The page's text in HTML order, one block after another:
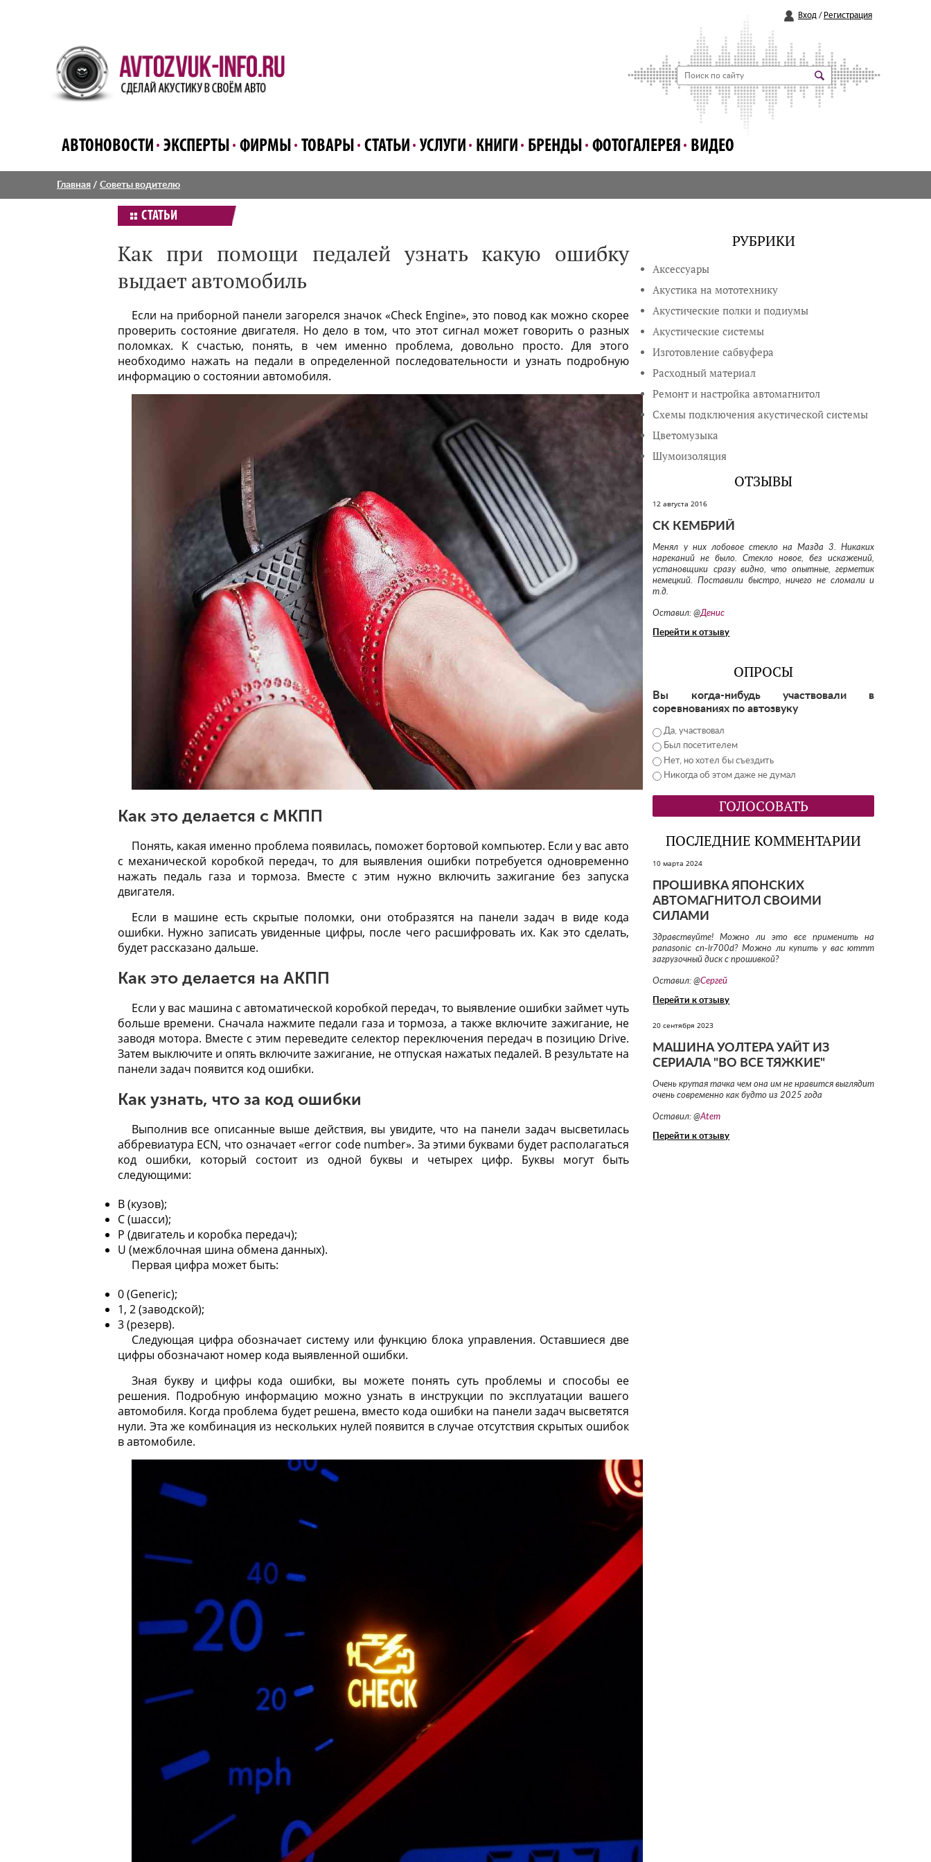
Вход / Регистрация
АВТОНОВОСТИ ЭКСПЕРТЫ ФИРМЫ ТОВАРЫ СТАТЬИ УСЛУГИ КНИГИ БРЕНДЫ ФОТОГАЛЕРЕЯ ВИДЕО
Главная / Советы водителю
СТАТЬИ
Как при помощи педалей узнать какую ошибку
выдает автомобиль
Если на приборной панели загорелся значок «Check Engine», это повод как можно скорее
проверить состояние двигателя. Но дело в том, что этот сигнал может говорить о разных
поломках. К счастью, понять, в чем именно проблема, довольно просто. Для этого
необходимо нажать на педали в определенной последовательности и узнать подробную
информацию о состоянии автомобиля.
Как это делается с МКПП
Понять, какая именно проблема появилась, поможет бортовой компьютер. Если у вас авто
с механической коробкой передач, то для выявления ошибки потребуется одновременно
нажать педаль газа и тормоза. Вместе с этим нужно включить зажигание без запуска
двигателя.
Если в машине есть скрытые поломки, они отобразятся на панели задач в виде кода
ошибки. Нужно записать увиденные цифры, после чего расшифровать их. Как это сделать,
будет рассказано дальше.
Как это делается на АКПП
Если у вас машина с автоматической коробкой передач, то выявление ошибки займет чуть
больше времени. Сначала нажмите педали газа и тормоза, а также включите зажигание, не
заводя мотора. Вместе с этим переведите селектор переключения передач в позицию Drive.
Затем выключите и опять включите зажигание, не отпуская нажатых педалей. В результате на
панели задач появится код ошибки.
Как узнать, что за код ошибки
Выполнив все описанные выше действия, вы увидите, что на панели задач высветилась
аббревиатура ECN, что означает «error code number». За этими буквами будет располагаться
код ошибки, который состоит из одной буквы и четырех цифр. Буквы могут быть
следующими:
B (кузов);
C (шасси);
P (двигатель и коробка передач);
U (межблочная шина обмена данных).
Первая цифра может быть:
0 (Generic);
1, 2 (заводской);
3 (резерв).
Следующая цифра обозначает систему или функцию блока управления. Оставшиеся две
цифры обозначают номер кода выявленной ошибки.
Зная букву и цифры кода ошибки, вы можете понять суть проблемы и способы ее
решения. Подробную информацию можно узнать в инструкции по эксплуатации вашего
автомобиля. Когда проблема будет решена, вместо кода ошибки на панели задач высветятся
нули. Эта же комбинация из нескольких нулей появится в случае отсутствия скрытых ошибок
в автомобиле.
РУБРИКИ
Аксессуары
Акустика на мототехнику
Акустические полки и подиумы
Акустические системы
Изготовление сабвуфера
Расходный материал
Ремонт и настройка автомагнитол
Схемы подключения акустической системы
Цветомузыка
Шумоизоляция
ОТЗЫВЫ
12 августа 2016
СК КЕМБРИЙ
Менял у них лобовое стекло на Мазда 3. Никаких
нареканий не было. Стекло новое, без искажений,
установщики сразу видно, что опытные, герметик
немецкий. Поставили быстро, ничего не сломали и
т.д.
Оставил: @Денис
Перейти к отзыву
ОПРОСЫ
Вы когда-нибудь участвовали в
соревнованиях по автозвуку
Да, участвовал
Был посетителем
Нет, но хотел бы съездить
Никогда об этом даже не думал
ПОСЛЕДНИЕ КОММЕНТАРИИ
10 марта 2024
ПРОШИВКА ЯПОНСКИХ
АВТОМАГНИТОЛ СВОИМИ
СИЛАМИ
Здравствуйте! Можно ли это все применить на
panasonic cn-lr700d? Можно ли купить у вас юттт
загрузочный диск с прошивкой?
Оставил: @Сергей
Перейти к отзыву
20 сентября 2023
МАШИНА УОЛТЕРА УАЙТ ИЗ
СЕРИАЛА "ВО ВСЕ ТЯЖКИЕ"
Очень крутая тачка чем она им не нравится выглядит
очень современно как будто из 2025 года
Оставил: @Atem
Перейти к отзыву